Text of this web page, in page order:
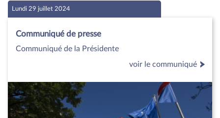
Lundi 29 juillet 2024
Communiqué de presse
Communiqué de la Présidente
voir le communiqué